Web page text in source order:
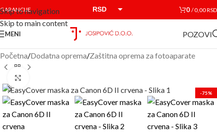
Skip to navigation
Skip to main content
GARANCIJE RSD 0 /0,00RSD
MENI POZOVI
Početna/Dodatna oprema/Zaštitna oprema za fotoaparate
-75%